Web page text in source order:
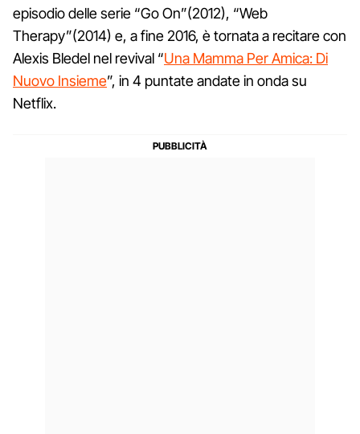
episodio delle serie “Go On”(2012), “Web
Therapy”(2014) e, a fine 2016, è tornata a recitare con
Alexis Bledel nel revival “Una Mamma Per Amica: Di
Nuovo Insieme”, in 4 puntate andate in onda su
Netflix.